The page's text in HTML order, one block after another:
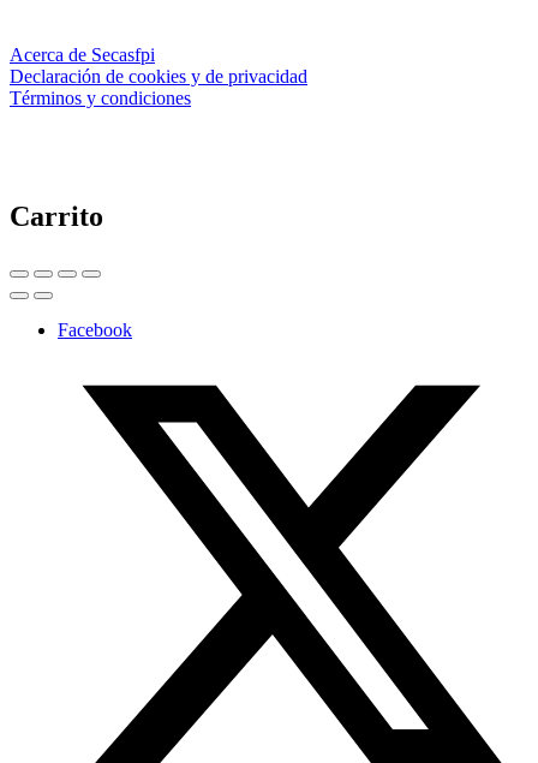
Acerca de Secasfpi
Declaración de cookies y de privacidad
Términos y condiciones
Carrito
Facebook